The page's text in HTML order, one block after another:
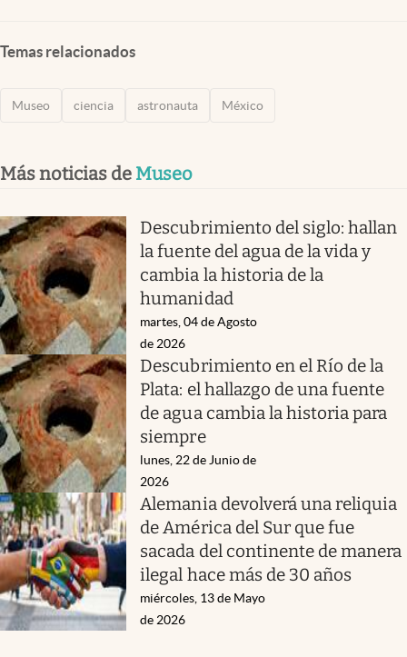
Temas relacionados
Museo ciencia astronauta México
Más noticias de Museo
Descubrimiento del siglo: hallan
la fuente del agua de la vida y
cambia la historia de la
humanidad
martes, 04 de Agosto
de 2026
Descubrimiento en el Río de la
Plata: el hallazgo de una fuente
de agua cambia la historia para
siempre
lunes, 22 de Junio de
2026
Alemania devolverá una reliquia
de América del Sur que fue
sacada del continente de manera
ilegal hace más de 30 años
miércoles, 13 de Mayo
de 2026